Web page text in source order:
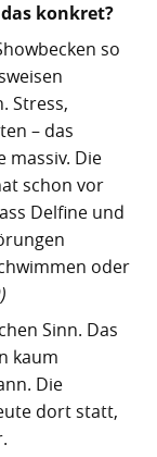
Jahrhundert
1797
von Güímar
Teneriffas
konkret?
so
Stress,
– das
massiv. Die
schon vor
Delfine und
oder
Sinn. Das
kaum
Die
dort statt,